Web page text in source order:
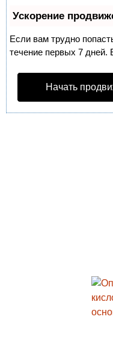
Ускорение
Если вам трудно
течение первых 7 дней.
Начать